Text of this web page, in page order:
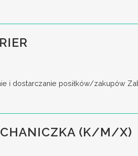
i dostarczanie posiłków/zakupów
(K/M/X)